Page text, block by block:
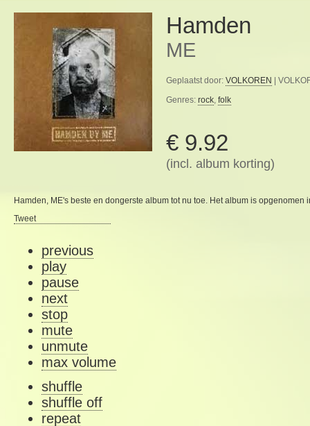
Hamden
ME
Geplaatst door: VOLKOREN
|
Genres: rock, folk
€ 9.92
(incl. album korting)
Hamden, ME's beste en dongerste album tot nu toe. Het album is opgenomen
Tweet
previous
play
pause
next
stop
mute
unmute
max volume
shuffle
shuffle off
repeat